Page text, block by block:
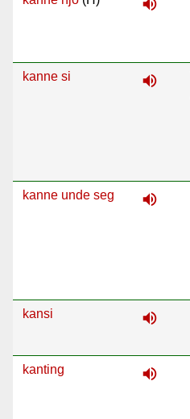
volume_up
kanne si volume_up
kanne unde seg volume_up
kansi volume_up
kanting volume_up